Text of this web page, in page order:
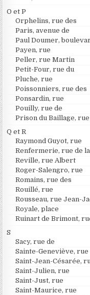
O et P
Orphelins, rue des
Paris, avenue de
Paul Doumer,
Payen, rue
Peller, rue Martin
Petit-Four, rue du
Pluche, rue
Poissonniers, rue des
Ponsardin, rue
Pouilly, rue de
Prison du Baillage, rue
Q et R
Raymond Guyot, rue
Renfermerie, rue de la
Reville, rue Albert
Roger-Salengro, rue
Romains, rue des
Rouillé, rue
Rousseau, rue Jean-
Royale, place
Ruinart de Brimont,
S
Sacy, rue de
Sainte-Geneviève, rue
Saint-Jean-Césarée,
Saint-Julien, rue
Saint-Just, rue
Saint-Maurice, rue